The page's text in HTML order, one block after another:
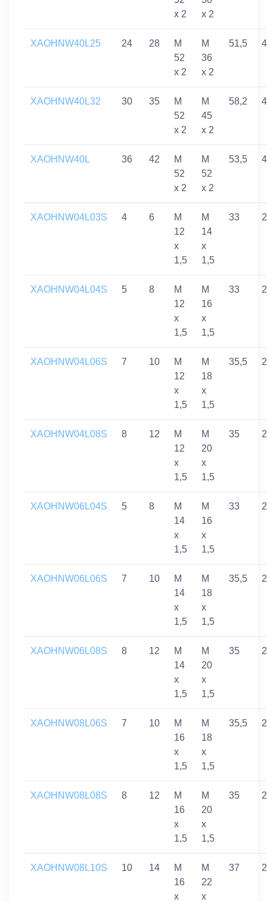
x 2
x 2
XAOHNW40L25 24 28
M
52
x 2
M
36
x 2
51,5
XAOHNW40L32 30 35
M
52
x 2
M
45
x 2
58,2
XAOHNW40L 36 42
M
52
x 2
M
52
x 2
53,5
XAOHNW04L03S 4 6
M
12
x
1,5
M
14
x
1,5
33
XAOHNW04L04S 5 8
M
12
x
1,5
M
16
x
1,5
33
XAOHNW04L06S 7 10
M
12
x
1,5
M
18
x
1,5
35,5
XAOHNW04L08S 8 12
M
12
x
1,5
M
20
x
1,5
35
XAOHNW06L04S 5 8
M
14
x
1,5
M
16
x
1,5
33
XAOHNW06L06S 7 10
M
14
x
1,5
M
18
x
1,5
35,5
XAOHNW06L08S 8 12
M
14
x
1,5
M
20
x
1,5
35
XAOHNW08L06S 7 10
M
16
x
1,5
M
18
x
1,5
35,5
XAOHNW08L08S 8 12
M
16
x
1,5
M
20
x
1,5
35
XAOHNW08L10S 10 14
M
16
x
M
22
x
37